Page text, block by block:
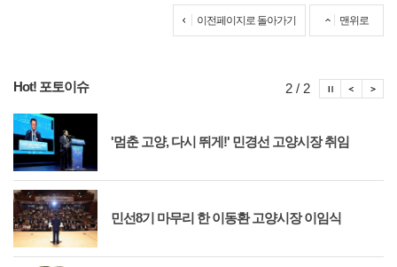
이전페이지로 돌아가기 맨위로
Hot! 포토이슈
'멈춘 고양, 다시 뛰게!' 민경선 고양시장 취임
민선8기 마무리 한 이동환 고양시장 이임식
2 / 2 포
포토이